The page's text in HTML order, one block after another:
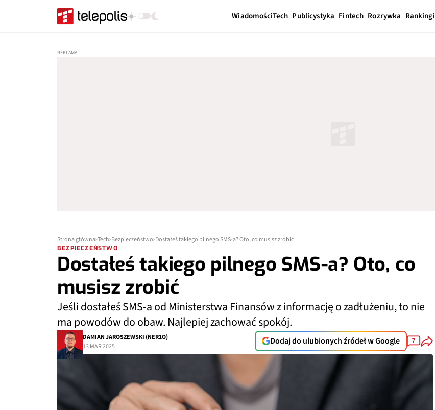
WiadomościTech Publicystyka Fintech Rozrywka Rankingi
Strona główna Tech Bezpieczeństwo Dostałeś takiego pilnego SMS-a? Oto, co musisz zrobić
BEZPIECZEŃSTWO
Dostałeś takiego pilnego SMS-a? Oto, co
musisz zrobić
Jeśli dostałeś SMS-a od Ministerstwa Finansów z informację o zadłużeniu, to nie
ma powodów do obaw. Najlepiej zachować spokój.
DAMIAN JAROSZEWSKI (NER1O)
13 MAR 2025
Dodaj do ulubionych źródeł w Google 7